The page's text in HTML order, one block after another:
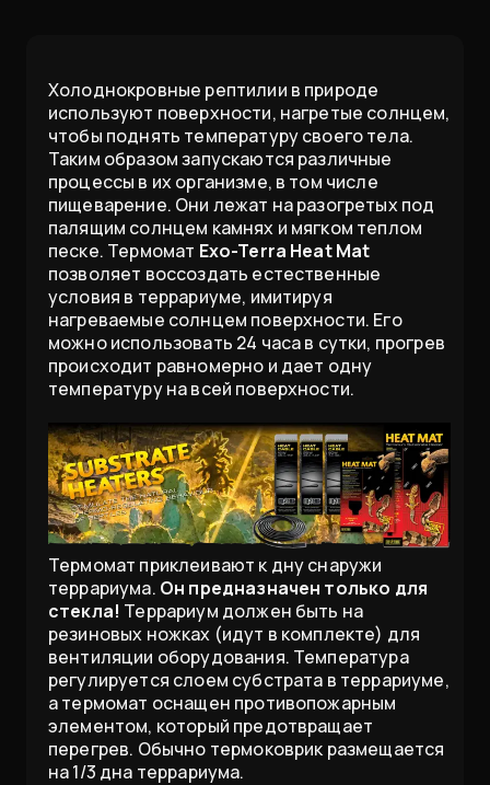
Холоднокровные рептилии в природе
используют поверхности, нагретые солнцем,
чтобы поднять температуру своего тела.
Таким образом запускаются различные
процессы в их организме, в том числе
пищеварение. Они лежат на разогретых под
палящим солнцем камнях и мягком теплом
песке. Термомат Exo-Terra Heat Mat
позволяет воссоздать естественные
условия в террариуме, имитируя
нагреваемые солнцем поверхности. Его
можно использовать 24 часа в сутки, прогрев
происходит равномерно и дает одну
температуру на всей поверхности.
Термомат приклеивают к дну снаружи
террариума. Он предназначен только для
стекла! Террариум должен быть на
резиновых ножках (идут в комплекте) для
вентиляции оборудования. Температура
регулируется слоем субстрата в террариуме,
а термомат оснащен противопожарным
элементом, который предотвращает
перегрев. Обычно термоковрик размещается
на 1/3 дна террариума.